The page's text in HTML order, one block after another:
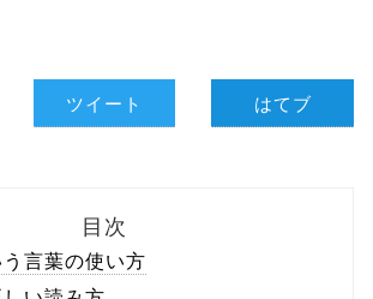
ツイート はてブ
目次
言葉の使い方